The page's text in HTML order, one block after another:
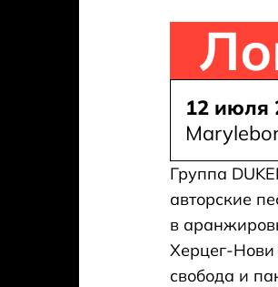
12 июля
Группа
авторские
в
Херцег-Нови
cвобода и